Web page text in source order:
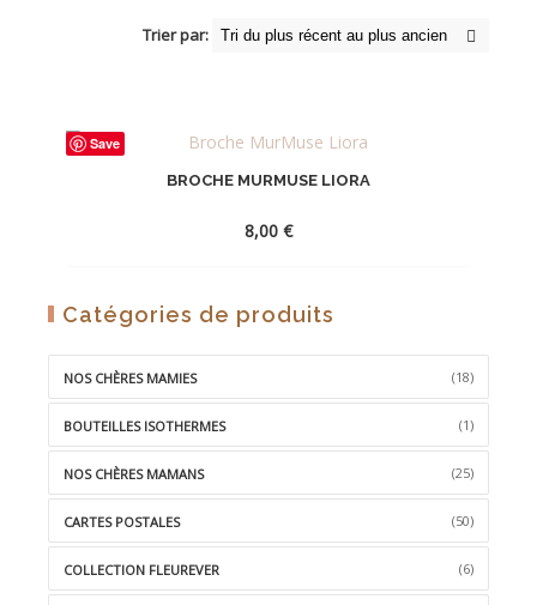
Trier par:
Save
BROCHE MURMUSE LIORA
8,00 €
Catégories de produits
NOS CHÈRES MAMIES (18)
BOUTEILLES ISOTHERMES (1)
NOS CHÈRES MAMANS (25)
CARTES POSTALES (50)
COLLECTION FLEUREVER (6)